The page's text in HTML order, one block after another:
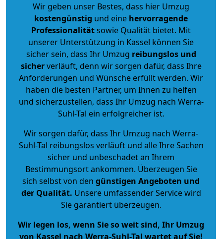
Wir geben unser Bestes, dass hier Umzug
kostengünstig und eine hervorragende
Professionalitätsowie Qualität bietet. Mit
unserer Unterstützung in Kassel können Sie
sicher sein, dass Ihr Umzug reibungslos und
sicherverläuft, denn wir sorgen dafür, dass Ihre
Anforderungen und Wünsche erfüllt werden. Wir
haben die besten Partner, um Ihnen zu helfen
und sicherzustellen, dass Ihr Umzug nach Werra-
Suhl-Tal ein erfolgreicher ist.
Wir sorgen dafür, dass Ihr Umzug nach Werra-
Suhl-Tal reibungslos verläuft und alle Ihre Sachen
sicher und unbeschadet an Ihrem
Bestimmungsort ankommen. Überzeugen Sie
sich selbst von den günstigen Angeboten und
der Qualität. Unsere umfassender Service wird
Sie garantiert überzeugen.
Wir legen los, wenn Sie so weit sind, Ihr Umzug
von Kassel nach Werra-Suhl-Tal wartet auf Sie!